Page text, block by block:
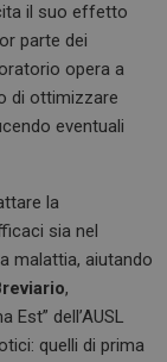
il suo effetto
parte dei
opera a
di ottimizzare
eventuali
la
sia nel
malattia, aiutando
,
Est” dell’AUSL
quelli di prima